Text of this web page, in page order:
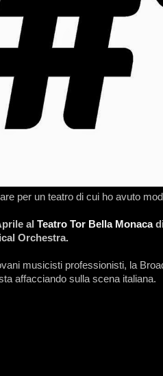
per un teatro di cui ho avuto
al Teatro Tor Bella Monaca
Orchestra.
musicisti professionisti, la
affacciando sulla scena italiana.